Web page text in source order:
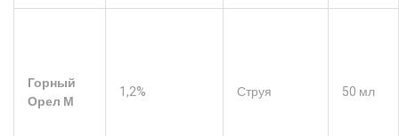
Горный
Орел М
1,2% Струя 50 мл